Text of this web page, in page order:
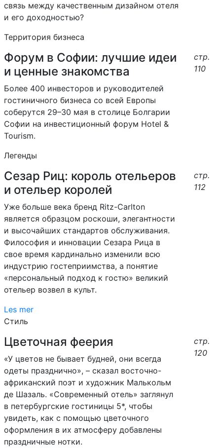
связь между качественным дизайном отеля
и его доходностью?
Территория бизнеса
Форум в Софии: лучшие идеи
и ценные знакомства
Более 400 инвесторов и руководителей
гостиничного бизнеса со всей Европы
соберутся 29–30 мая в столице Болгарии
Софии на инвестиционный форум Hotel &
Tourism.
стр.
110
Легенды
Сезар Риц: король отельеров
и отельер королей
Уже больше века бренд Ritz-Carlton
является образцом роскоши, элегантности
и высочайших стандартов обслуживания.
Философия и инновации Сезара Рица в
свое время кардинально изменили всю
индустрию гостеприимства, а понятие
«персональный подход к гостю» великий
отельер возвел в культ.
стр.
112
Les mer
Стиль
Цветочная феерия
«У цветов не бывает будней, они всегда
одеты празднично», – сказал восточно-
африканский поэт и художник Малькольм
де Шазаль. «Современный отель» заглянул
в петербургские гостиницы 5*, чтобы
увидеть, как с помощью цветочного
оформления в их атмосферу добавлены
праздничные нотки.
стр.
120